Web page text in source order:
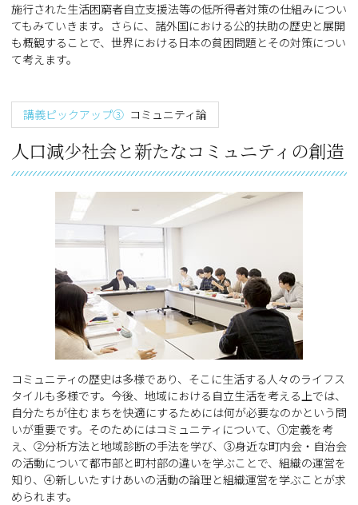
施行された生活困窮者自立支援法等の低所得者対策の仕組みについ
てもみていきます。さらに、諸外国における公的扶助の歴史と展開
も概観することで、世界における日本の貧困問題とその対策につい
て考えます。
講義ピックアップ③ コミュニティ論
人口減少社会と新たなコミュニティの創造
コミュニティの歴史は多様であり、そこに生活する人々のライフス
タイルも多様です。今後、地域における自立生活を考える上では、
自分たちが住むまちを快適にするためには何が必要なのかという問
いが重要です。そのためにはコミュニティについて、①定義を考
え、②分析方法と地域診断の手法を学び、③身近な町内会・自治会
の活動について都市部と町村部の違いを学ぶことで、組織の運営を
知り、④新しいたすけあいの活動の論理と組織運営を学ぶことが求
められます。